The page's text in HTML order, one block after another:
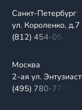
Санкт-Петербург
ул. Короленко,
(812) 454-05-54
Москва
2-ая ул.
(495) 780-77-98